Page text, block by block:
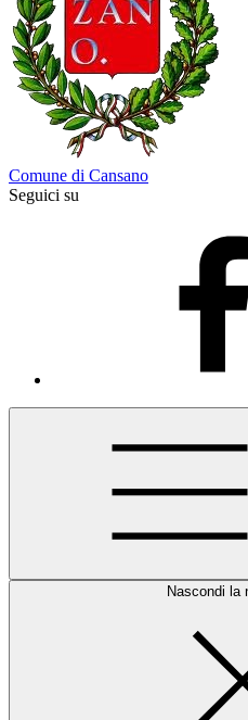
Comune di Cansano
Seguici su
Nascondi la